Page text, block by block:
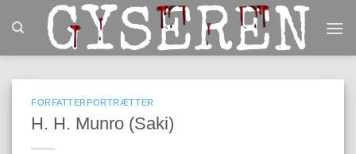
FORFATTERPORTRÆTTER
H. H. Munro (Saki)